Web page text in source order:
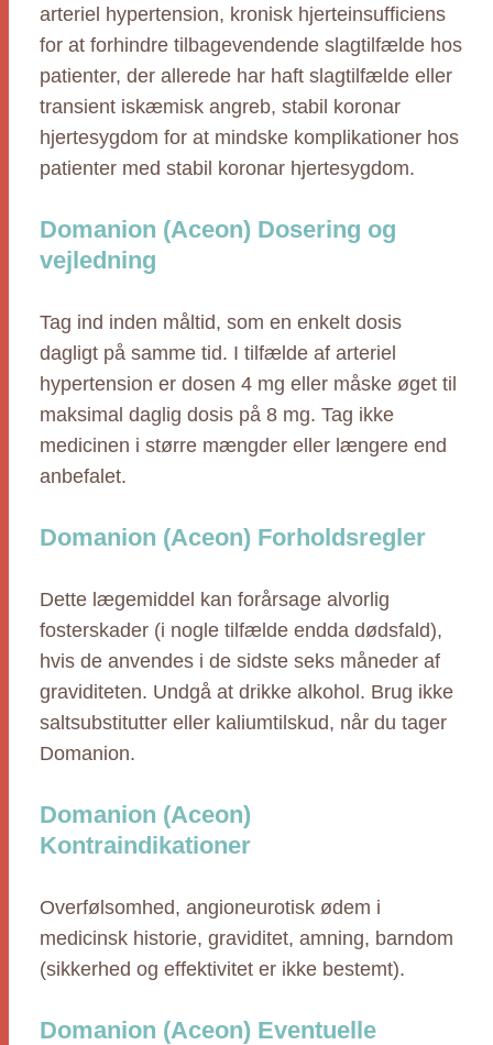
arteriel hypertension, kronisk hjerteinsufficiens
for at forhindre tilbagevendende slagtilfælde hos
patienter, der allerede har haft slagtilfælde eller
transient iskæmisk angreb, stabil koronar
hjertesygdom for at mindske komplikationer hos
patienter med stabil koronar hjertesygdom.
Domanion (Aceon) Dosering og
vejledning
Tag ind inden måltid, som en enkelt dosis
dagligt på samme tid. I tilfælde af arteriel
hypertension er dosen 4 mg eller måske øget til
maksimal daglig dosis på 8 mg. Tag ikke
medicinen i større mængder eller længere end
anbefalet.
Domanion (Aceon) Forholdsregler
Dette lægemiddel kan forårsage alvorlig
fosterskader (i nogle tilfælde endda dødsfald),
hvis de anvendes i de sidste seks måneder af
graviditeten. Undgå at drikke alkohol. Brug ikke
saltsubstitutter eller kaliumtilskud, når du tager
Domanion.
Domanion (Aceon)
Kontraindikationer
Overfølsomhed, angioneurotisk ødem i
medicinsk historie, graviditet, amning, barndom
(sikkerhed og effektivitet er ikke bestemt).
Domanion (Aceon) Eventuelle